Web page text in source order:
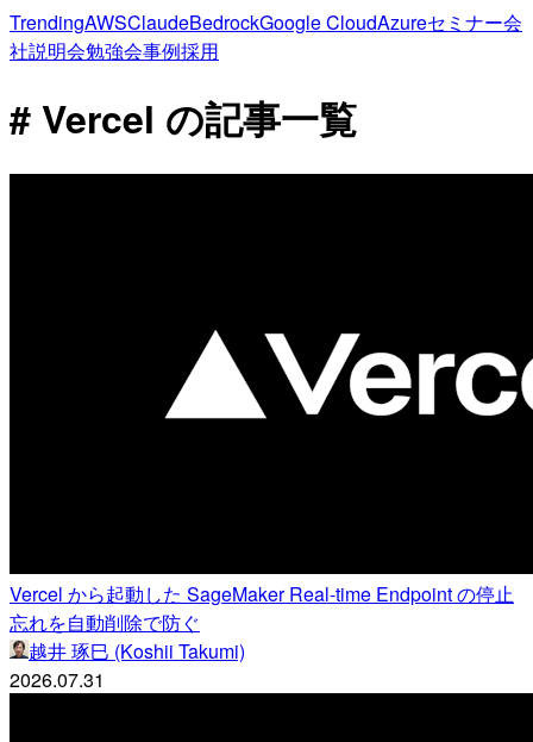
TrendingAWSClaudeBedrockGoogle CloudAzureセミナー会
社説明会勉強会事例採用
# Vercel の記事一覧
Vercel から起動した SageMaker Real-time Endpoint の停止
忘れを自動削除で防ぐ
越井 琢巳 (Koshii Takumi)
2026.07.31